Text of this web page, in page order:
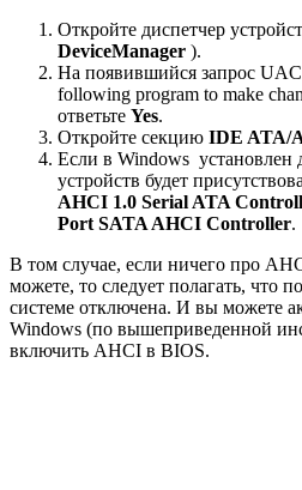
Откройте диспетчер
DeviceManager ).
На появившийся запрос
following program to make
ответьте Yes.
Откройте секцию IDE ATA/
Если в Windows установлен
устройств будет
AHCI 1.0 Serial ATA
Port SATA AHCI Controller.
В том случае, если ничего про
можете, то следует полагать, что
системе отключена. И вы можете
Windows (по вышеприведенной
включить AHCI в BIOS.